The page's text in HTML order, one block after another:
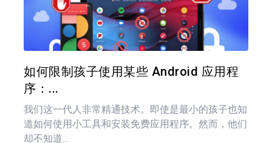
如何限制孩子使用某些 Android 应用程
序：...
我们这一代人非常精通技术。即使是最小的孩子也知
道如何使用小工具和安装免费应用程序。然而，他们
却不知道...
航